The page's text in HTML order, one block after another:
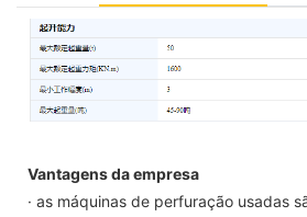
Vantagens da empresa
· as máquinas de perfuração usadas